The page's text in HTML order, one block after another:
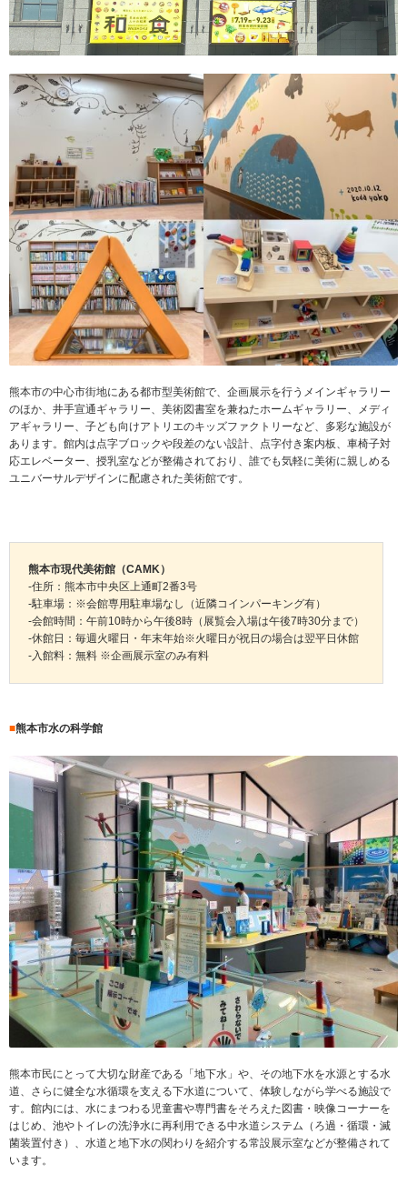
熊本市の中心市街地にある都市型美術館で、企画展示を行うメインギャラリー
のほか、井手宣通ギャラリー、美術図書室を兼ねたホームギャラリー、メディ
アギャラリー、子ども向けアトリエのキッズファクトリーなど、多彩な施設が
あります。館内は点字ブロックや段差のない設計、点字付き案内板、車椅子対
応エレベーター、授乳室などが整備されており、誰でも気軽に美術に親しめる
ユニバーサルデザインに配慮された美術館です。
熊本市現代美術館（CAMK）
-住所：熊本市中央区上通町2番3号
-駐車場：※会館専用駐車場なし（近隣コインパーキング有）
-会館時間：午前10時から午後8時（展覧会入場は午後7時30分まで）
-休館日：毎週火曜日・年末年始※火曜日が祝日の場合は翌平日休館
-入館料：無料 ※企画展示室のみ有料
■熊本市水の科学館
熊本市民にとって大切な財産である「地下水」や、その地下水を水源とする水
道、さらに健全な水循環を支える下水道について、体験しながら学べる施設で
す。館内には、水にまつわる児童書や専門書をそろえた図書・映像コーナーを
はじめ、池やトイレの洗浄水に再利用できる中水道システム（ろ過・循環・滅
菌装置付き）、水道と地下水の関わりを紹介する常設展示室などが整備されて
います。